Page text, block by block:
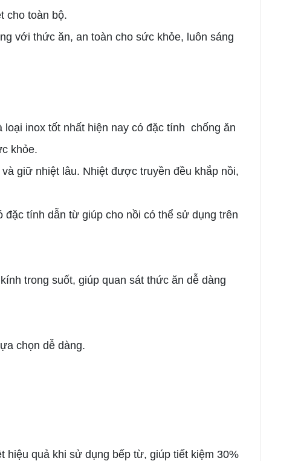
cho toàn bộ.
với thức ăn, an toàn cho sức khỏe, luôn sáng
inox tốt nhất hiện nay có đặc tính chống ăn
khỏe.
giữ nhiệt lâu. Nhiệt được truyền đều khắp nồi,
tính dẫn từ giúp cho nồi có thể sử dụng trên
trong suốt, giúp quan sát thức ăn dễ dàng
chọn dễ dàng.
quả khi sử dụng bếp từ, giúp tiết kiệm 30%